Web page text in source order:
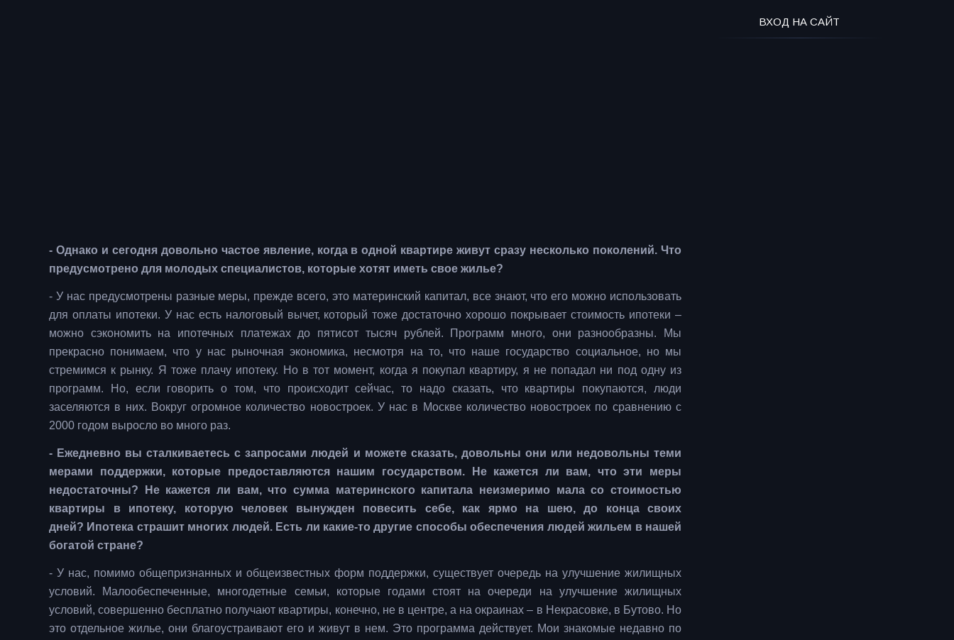
- Однако и сегодня довольно частое явление, когда в одной квартире живут сразу несколько поколений. Что
предусмотрено для молодых специалистов, которые хотят иметь свое жилье?
- У нас предусмотрены разные меры, прежде всего, это материнский капитал, все знают, что его можно использовать
для оплаты ипотеки. У нас есть налоговый вычет, который тоже достаточно хорошо покрывает стоимость ипотеки –
можно сэкономить на ипотечных платежах до пятисот тысяч рублей. Программ много, они разнообразны. Мы
прекрасно понимаем, что у нас рыночная экономика, несмотря на то, что наше государство социальное, но мы
стремимся к рынку. Я тоже плачу ипотеку. Но в тот момент, когда я покупал квартиру, я не попадал ни под одну из
программ. Но, если говорить о том, что происходит сейчас, то надо сказать, что квартиры покупаются, люди
заселяются в них. Вокруг огромное количество новостроек. У нас в Москве количество новостроек по сравнению с
2000 годом выросло во много раз.
- Ежедневно вы сталкиваетесь с запросами людей и можете сказать, довольны они или недовольны теми
мерами поддержки, которые предоставляются нашим государством. Не кажется ли вам, что эти меры
недостаточны? Не кажется ли вам, что сумма материнского капитала неизмеримо мала со стоимостью
квартиры в ипотеку, которую человек вынужден повесить себе, как ярмо на шею, до конца своих
дней? Ипотека страшит многих людей. Есть ли какие-то другие способы обеспечения людей жильем в нашей
богатой стране?
- У нас, помимо общепризнанных и общеизвестных форм поддержки, существует очередь на улучшение жилищных
условий. Малообеспеченные, многодетные семьи, которые годами стоят на очереди на улучшение жилищных
условий, совершенно бесплатно получают квартиры, конечно, не в центре, а на окраинах – в Некрасовке, в Бутово. Но
это отдельное жилье, они благоустраивают его и живут в нем. Это программа действует. Мои знакомые недавно по
ВХОД НА САЙТ